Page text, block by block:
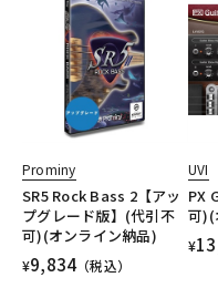
Prominy
SR5 Rock Bass 2【アッ
プグレード版】(代引不
可)(オンライン納品)
¥9,834（税込）
UVI
PX
可)(
¥